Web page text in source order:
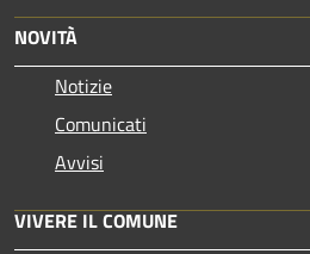
NOVITÀ
Notizie
Comunicati
Avvisi
VIVERE IL COMUNE